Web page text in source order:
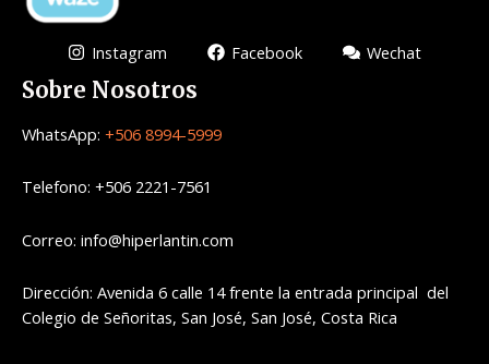
Instagram Facebook Wechat
Sobre Nosotros
WhatsApp: +506 8994-5999
Telefono: +506 2221-7561
Correo: info@hiperlantin.com
Dirección: Avenida 6 calle 14 frente la entrada principal del
Colegio de Señoritas, San José, San José, Costa Rica